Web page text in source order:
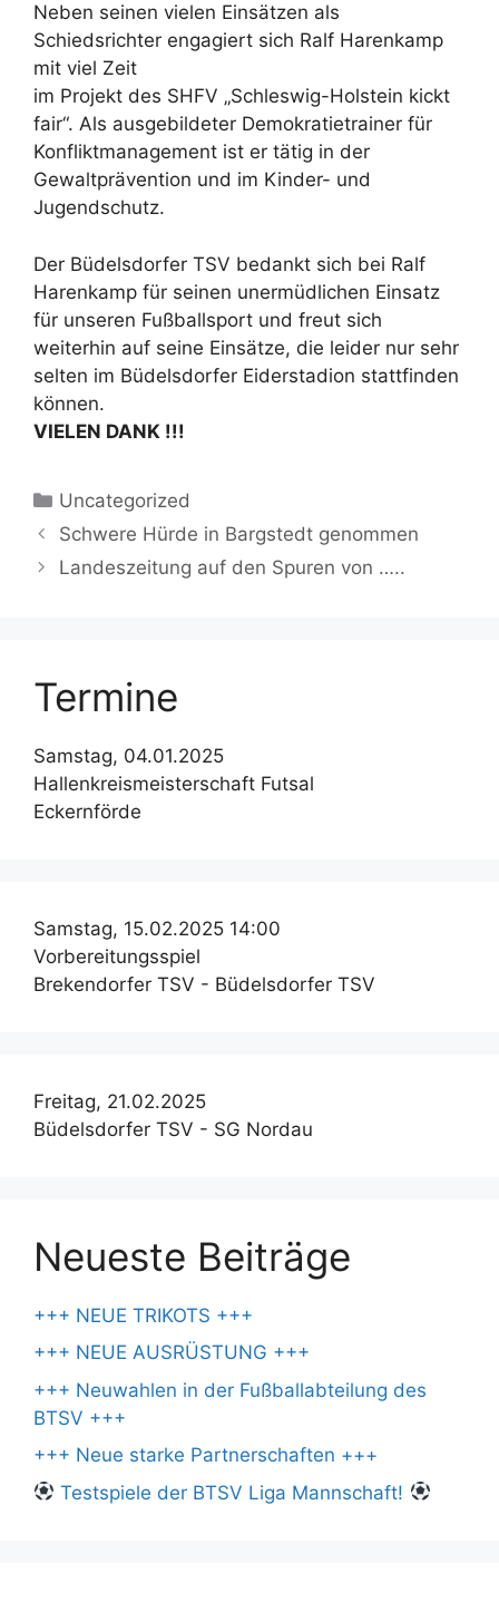
Neben seinen vielen Einsätzen als
Schiedsrichter engagiert sich Ralf Harenkamp
mit viel Zeit
im Projekt des SHFV „Schleswig-Holstein kickt
fair“. Als ausgebildeter Demokratietrainer für
Konfliktmanagement ist er tätig in der
Gewaltprävention und im Kinder- und
Jugendschutz.
Der Büdelsdorfer TSV bedankt sich bei Ralf
Harenkamp für seinen unermüdlichen Einsatz
für unseren Fußballsport und freut sich
weiterhin auf seine Einsätze, die leider nur sehr
selten im Büdelsdorfer Eiderstadion stattfinden
können.
VIELEN DANK !!!
Kategorien
Uncategorized
Schwere Hürde in Bargstedt genommen
Landeszeitung auf den Spuren von …..
Termine
Samstag, 04.01.2025
Hallenkreismeisterschaft Futsal
Eckernförde
Samstag, 15.02.2025 14:00
Vorbereitungsspiel
Brekendorfer TSV - Büdelsdorfer TSV
Freitag, 21.02.2025
Büdelsdorfer TSV - SG Nordau
Neueste Beiträge
+++ NEUE TRIKOTS +++
+++ NEUE AUSRÜSTUNG +++
+++ Neuwahlen in der Fußballabteilung des
BTSV +++
+++ Neue starke Partnerschaften +++
Testspiele der BTSV Liga Mannschaft!